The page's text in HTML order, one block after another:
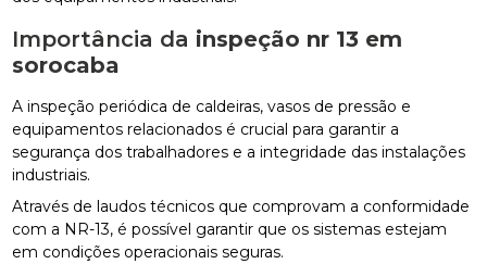
Importância da inspeção nr 13 em
sorocaba
A inspeção periódica de caldeiras, vasos de pressão e
equipamentos relacionados é crucial para garantir a
segurança dos trabalhadores e a integridade das instalações
industriais.
Através de laudos técnicos que comprovam a conformidade
com a NR-13, é possível garantir que os sistemas estejam
em condições operacionais seguras.